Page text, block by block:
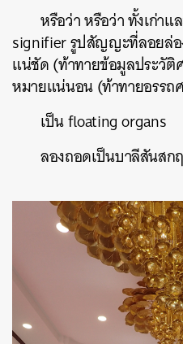
หรือว่า หรือว่า ทั้งเก่า
signifier รูปสัญญะที่ลอยล่อ
แน่ชัด (ท้าทายข้อมูลประวัติ
หมายแน่นอน (ท้าทายอรร
เป็น floating organs
ลองถอดเป็นบาลีสันสก